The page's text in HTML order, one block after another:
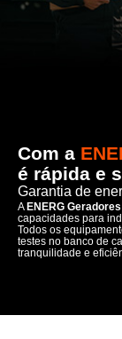
Com a
é rápida e
Garantia de
AENERG Geradores
capacidades para
Todos os
testes no banco de
tranquilidade e